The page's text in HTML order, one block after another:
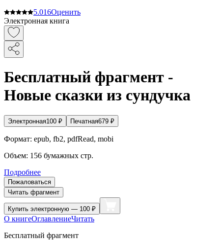
5.016Оценить
Электронная книга
Бесплатный фрагмент -
Новые сказки из сундучка
Электронная100 ₽ Печатная679 ₽
Формат: epub, fb2, pdfRead, mobi
Объем: 156 бумажных стр.
Подробнее
Пожаловаться
Читать фрагмент
Купить электронную — 100 ₽
О книгеОглавлениеЧитать
Бесплатный фрагмент